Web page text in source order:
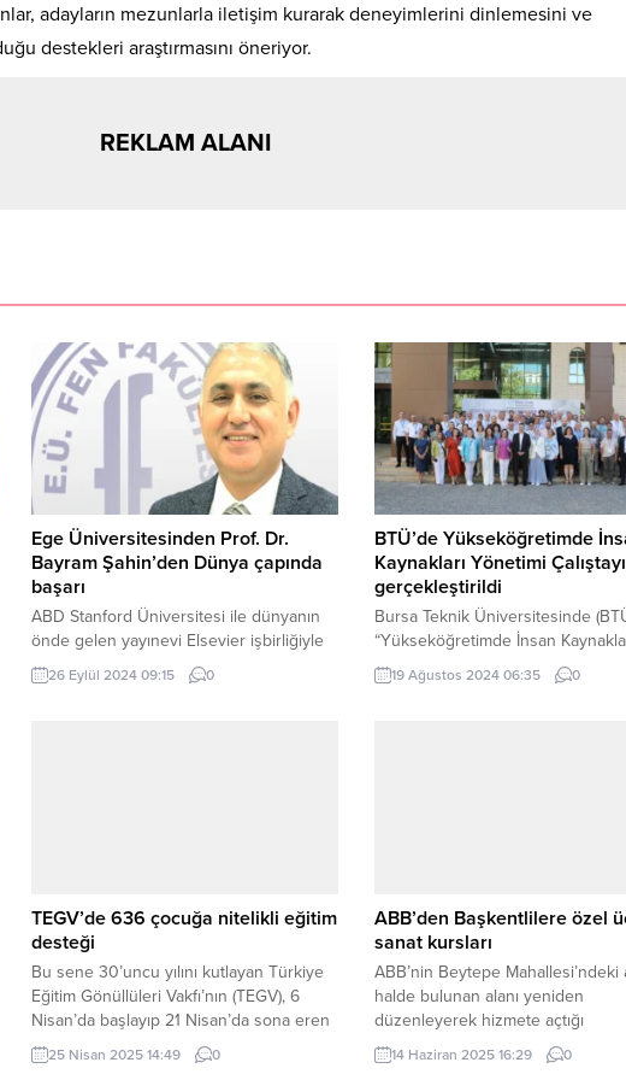
adayların mezunlarla iletişim kurarak deneyimlerini dinlemesini ve
destekleri araştırmasını öneriyor.
REKLAM ALANI
Ege Üniversitesinden Prof. Dr.
Bayram Şahin’den Dünya çapında
başarı
ABD Stanford Üniversitesi ile dünyanın
önde gelen yayınevi Elsevier işbirliğiyle
her yıl dünyanın en etkili bilim
insanlarının yer aldığı listenin 2023 yılı
26 Eylül 2024 09:15 0
BTÜ’de Yükseköğretimde
Kaynakları Yönetimi Çalıştayı
gerçekleştirildi
Bursa Teknik Üniversitesinde
“Yükseköğretimde İnsan
Yönetimi Çalıştayı”
üniversiteden, 51 insan kaynakları
19 Ağustos 2024 06:35 0
TEGV’de 636 çocuğa nitelikli eğitim
desteği
Bu sene 30’uncu yılını kutlayan Türkiye
Eğitim Gönüllüleri Vakfı’nın (TEGV), 6
Nisan’da başlayıp 21 Nisan’da sona eren
Runtalya Maratonu kapsamında başlatılan
“30. Yılımızda Adımlarımızla Geleceği
25 Nisan 2025 14:49 0
ABB’den Başkentlilere özel
sanat kursları
ABB’nin Beytepe Mahallesi’ndeki
halde bulunan alanı yeniden
düzenleyerek hizmete açtığı
SanAtölye’de; üç ana branşta
sanat eğitimleri veriliyor. ANKARA
14 Haziran 2025 16:29 0